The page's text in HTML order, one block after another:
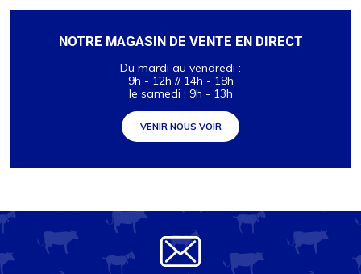
NOTRE MAGASIN DE VENTE EN DIRECT
Du mardi au vendredi :
9h - 12h // 14h - 18h
le samedi : 9h - 13h
VENIR NOUS VOIR